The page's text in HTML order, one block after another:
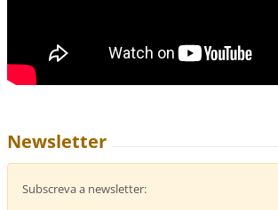
Newsletter
Subscreva a newsletter: